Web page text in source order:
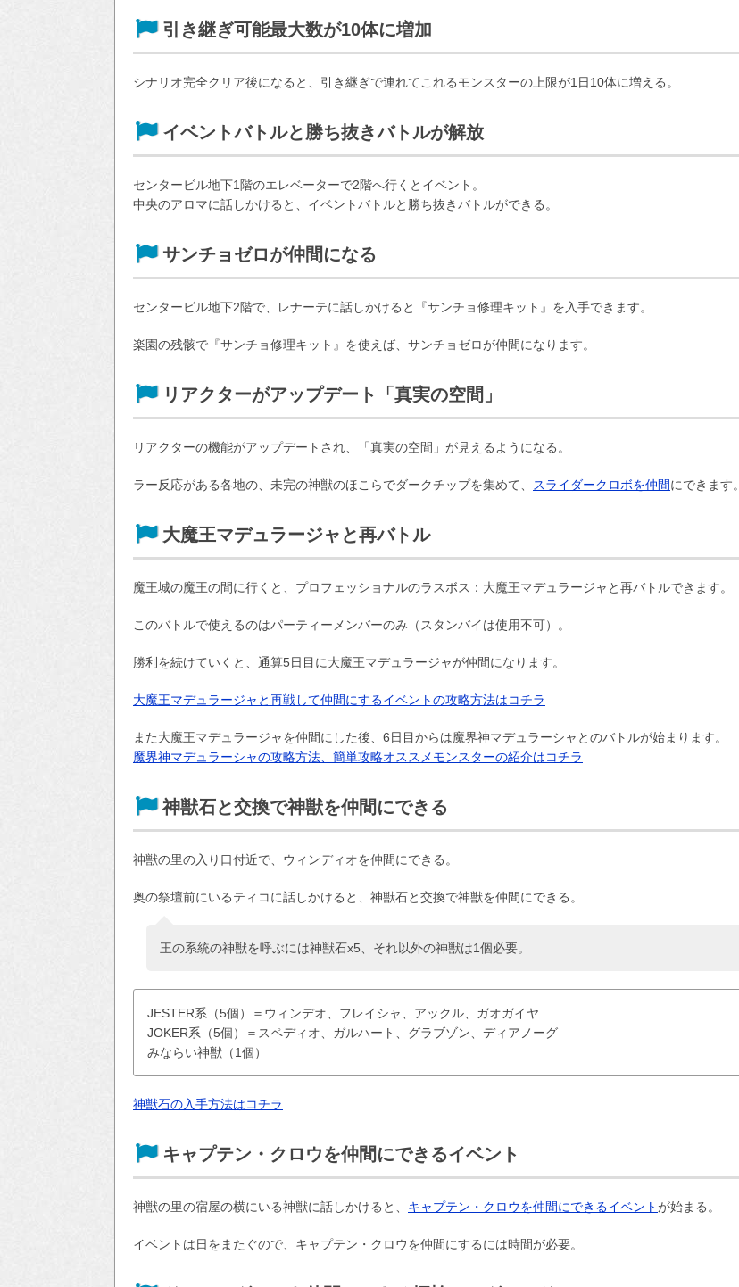
引き継ぎ可能最大数が10体に増加
シナリオ完全クリア後になると、引き継ぎで連れてこれるモンスターの上限が1日10体に増える。
イベントバトルと勝ち抜きバトルが解放
センタービル地下1階のエレベーターで2階へ行くとイベント。
中央のアロマに話しかけると、イベントバトルと勝ち抜きバトルができる。
サンチョゼロが仲間になる
センタービル地下2階で、レナーテに話しかけると『サンチョ修理キット』を入手できます。
楽園の残骸で『サンチョ修理キット』を使えば、サンチョゼロが仲間になります。
リアクターがアップデート「真実の空間」
リアクターの機能がアップデートされ、「真実の空間」が見えるようになる。
ラー反応がある各地の、未完の神獣のほこらでダークチップを集めて、 スライダークロボを仲間にできます。
大魔王マデュラージャと再バトル
魔王城の魔王の間に行くと、プロフェッショナルのラスボス：大魔王マデュラージャと再バトルできます。
このバトルで使えるのはパーティーメンバーのみ（スタンバイは使用不可）。
勝利を続けていくと、通算5日目に大魔王マデュラージャが仲間になります。
大魔王マデュラージャと再戦して仲間にするイベントの攻略方法はコチラ
また大魔王マデュラージャを仲間にした後、6日目からは魔界神マデュラーシャとのバトルが始まります。
魔界神マデュラーシャの攻略方法、簡単攻略オススメモンスターの紹介はコチラ
神獣石と交換で神獣を仲間にできる
神獣の里の入り口付近で、ウィンディオを仲間にできる。
奥の祭壇前にいるティコに話しかけると、神獣石と交換で神獣を仲間にできる。
王の系統の神獣を呼ぶには神獣石x5、それ以外の神獣は1個必要。
JESTER系（5個）＝ウィンデオ、フレイシャ、アックル、ガオガイヤ
JOKER系（5個）＝スペディオ、ガルハート、グラブゾン、ディアノーグ
みならい神獣（1個）
神獣石の入手方法はコチラ
キャプテン・クロウを仲間にできるイベント
神獣の里の宿屋の横にいる神獣に話しかけると、 キャプテン・クロウを仲間にできるイベントが始まる。
イベントは日をまたぐので、キャプテン・クロウを仲間にするには時間が必要。